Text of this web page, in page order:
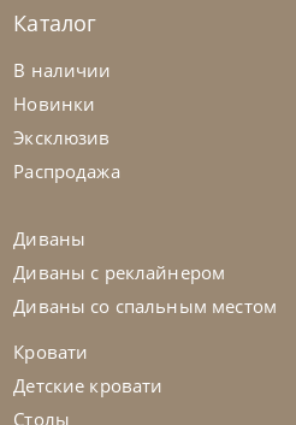
Franco Bianchini
Комод Cyg 6301 K Crystal
Каталог
В наличии
Новинки
Эксклюзив
Распродажа
Диваны
Диваны с реклайнером
Диваны со спальным местом
Кровати
Детские кровати
Столы